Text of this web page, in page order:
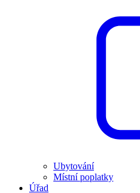
Ubytování
Místní poplatky
Úřad